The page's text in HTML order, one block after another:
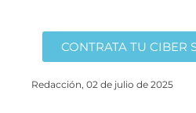
CONTRATA TU CIBER
Redacción, 02 de julio de 2025